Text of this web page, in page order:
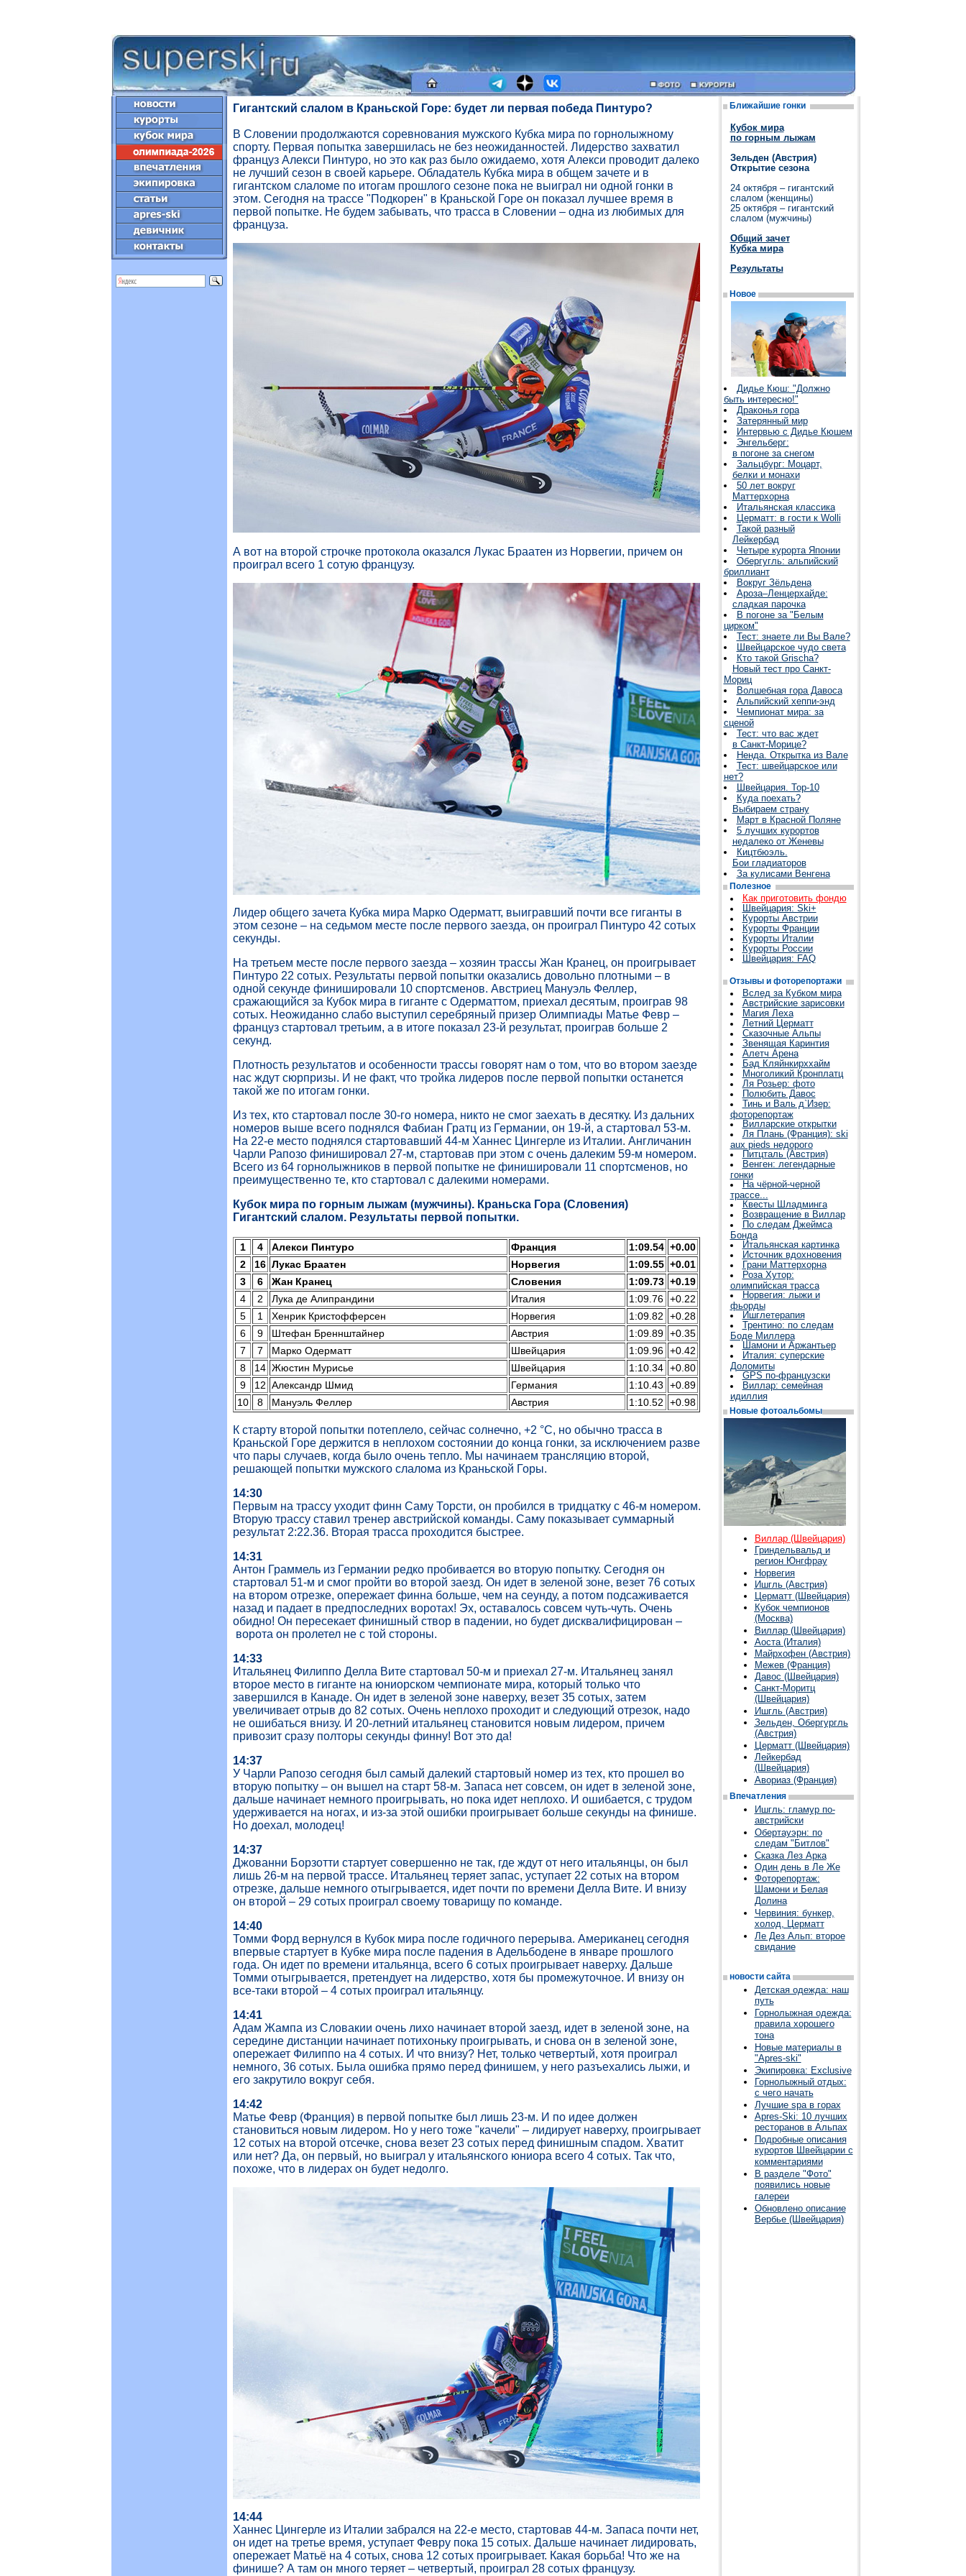
Гигантский слалом в Краньской Горе: будет ли первая победа Пинтуро?
В Словении продолжаются соревнования мужского Кубка мира по горнолыжному
спорту. Первая попытка завершилась не без неожиданностей. Лидерство захватил
француз Алекси Пинтуро, но это как раз было ожидаемо, хотя Алекси проводит далеко
не лучший сезон в своей карьере. Обладатель Кубка мира в общем зачете и в
гигантском слаломе по итогам прошлого сезоне пока не выиграл ни одной гонки в
этом. Сегодня на трассе "Подкорен" в Краньской Горе он показал лучшее время в
первой попытке. Не будем забывать, что трасса в Словении – одна из любимых для
француза.
А вот на второй строчке протокола оказался Лукас Браатен из Норвегии, причем он
проиграл всего 1 сотую французу.
Лидер общего зачета Кубка мира Марко Одерматт, выигравший почти все гиганты в
этом сезоне – на седьмом месте после первого заезда, он проиграл Пинтуро 42 сотых
секунды.
На третьем месте после первого заезда – хозяин трассы Жан Кранец, он проигрывает
Пинтуро 22 сотых. Результаты первой попытки оказались довольно плотными – в
одной секунде финишировали 10 спортсменов. Австриец Мануэль Феллер,
сражающийся за Кубок мира в гиганте с Одерматтом, приехал десятым, проиграв 98
сотых. Неожиданно слабо выступил серебряный призер Олимпиады Матье Февр –
француз стартовал третьим, а в итоге показал 23-й результат, проиграв больше 2
секунд.
Плотность результатов и особенности трассы говорят нам о том, что во втором заезде
нас ждут сюрпризы. И не факт, что тройка лидеров после первой попытки останется
такой же по итогам гонки.
Из тех, кто стартовал после 30-го номера, никто не смог заехать в десятку. Из дальних
номеров выше всего поднялся Фабиан Гратц из Германии, он 19-й, а стартовал 53-м.
На 22-е место поднялся стартовавший 44-м Ханнес Цингерле из Италии. Англичанин
Чарли Рапозо финишировал 27-м, стартовав при этом с очень далеким 59-м номером.
Всего из 64 горнолыжников в первой попытке не финишировали 11 спортсменов, но
преимущественно те, кто стартовал с далекими номерами.
Кубок мира по горным лыжам (мужчины). Краньска Гора (Словения)
Гигантский слалом. Результаты первой попытки.
1 4 Алекси Пинтуро Франция 1:09.54 +0.00
2
16 Лукас Браатен Норвегия 1:09.55 +0.01
3
6 Жан Кранец Словения 1:09.73 +0.19
4
2 Лука де Алипрандини Италия 1:09.76 +0.22
5
1 Хенрик Кристофферсен Норвегия 1:09.82
+0.28
6
9 Штефан Бреннштайнер Австрия 1:09.89 +0.35
7
7 Марко Одерматт Швейцария 1:09.96 +0.42
8
14 Жюстин Мурисье Швейцария 1:10.34 +0.80
9
12 Александр Шмид Германия 1:10.43
+0.89
10
8 Мануэль Феллер Австрия 1:10.52 +0.98
К старту второй попытки потеплело, сейчас солнечно, +2 °C, но обычно трасса в
Краньской Горе держится в неплохом состоянии до конца гонки, за исключением разве
что пары случаев, когда было очень тепло. Мы начинаем трансляцию второй,
решающей попытки мужского слалома из Краньской Горы.
14:30
Первым на трассу уходит финн Саму Торсти, он пробился в тридцатку с 46-м номером.
Вторую трассу ставил тренер австрийской команды. Саму показывает суммарный
результат 2:22.36. Вторая трасса проходится быстрее.
14:31
Антон Граммель из Германии редко пробивается во вторую попытку. Сегодня он
стартовал 51-м и смог пройти во второй заезд. Он идет в зеленой зоне, везет 76 сотых
на втором отрезке, опережает финна больше, чем на сеунду, а потом подсаживается
назад и падает в предпоследних воротах! Эх, оставалось совсем чуть-чуть. Очень
обидно! Он пересекает финишный створ в падении, но будет дисквалифицирован –
ворота он пролетел не с той стороны.
14:33
Итальянец Филиппо Делла Вите стартовал 50-м и приехал 27-м. Итальянец занял
второе место в гиганте на юниорском чемпионате мира, который только что
завершился в Канаде. Он идет в зеленой зоне наверху, везет 35 сотых, затем
увеличивает отрыв до 82 сотых. Очень неплохо проходит и следующий отрезок, надо
не ошибаться внизу. И 20-летний итальянец становится новым лидером, причем
привозит сразу полторы секунды финну! Вот это да!
14:37
У Чарли Рапозо сегодня был самый далекий стартовый номер из тех, кто прошел во
вторую попытку – он вышел на старт 58-м. Запаса нет совсем, он идет в зеленой зоне,
дальше начинает немного проигрывать, но пока идет неплохо. И ошибается, с трудом
удерживается на ногах, и из-за этой ошибки проигрывает больше секунды на финише.
Но доехал, молодец!
14:37
Джованни Борзотти стартует совершенно не так, где ждут от него итальянцы, он был
лишь 26-м на первой трассе. Итальянец теряет запас, уступает 22 сотых на втором
отрезке, дальше немного отыгрывается, идет почти по времени Делла Вите. И внизу
он второй – 29 сотых проиграл своему товарищу по команде.
14:40
Томми Форд вернулся в Кубок мира после годичного перерыва. Американец сегодня
впервые стартует в Кубке мира после падения в Адельбодене в январе прошлого
года. Он идет по времени итальянца, всего 6 сотых проигрывает наверху. Дальше
Томми отыгрывается, претендует на лидерство, хотя бы промежуточное. И внизу он
все-таки второй – 4 сотых проиграл итальянцу.
14:41
Адам Жампа из Словакии очень лихо начинает второй заезд, идет в зеленой зоне, на
середине дистанции начинает потихоньку проигрывать, и снова он в зеленой зоне,
опережает Филиппо на 4 сотых. И что внизу? Нет, только четвертый, хотя проиграл
немного, 36 сотых. Была ошибка прямо перед финишем, у него разъехались лыжи, и
его закрутило вокруг себя.
14:42
Матье Февр (Франция) в первой попытке был лишь 23-м. И по идее должен
становиться новым лидером. Но у него тоже "качели" – лидирует наверху, проигрывает
12 сотых на второй отсечке, снова везет 23 сотых перед финишным спадом. Хватит
или нет? Да, он первый, но выиграл у итальянского юниора всего 4 сотых. Так что,
похоже, что в лидерах он будет недолго.
14:44
Ханнес Цингерле из Италии забрался на 22-е место, стартовав 44-м. Запаса почти нет,
он идет на третье время, уступает Февру пока 15 сотых. Дальше начинает лидировать,
опережает Матьё на 4 сотых, снова 12 сотых проигрывает. Какая борьба! Что же на
финише? А там он много теряет – четвертый, проиграл 28 сотых французу.
Ближайшие гонки
Кубок мира
по горным лыжам
Зельден (Австрия)
Открытие сезона
24 октября – гигантский
слалом (женщины)
25 октября – гигантский
слалом (мужчины)
Общий зачет
Кубка мира
Результаты
Новое
Дидье Кюш: "Должно
быть интересно!"
Драконья гора
Затерянный мир
Интервью с Дидье Кюшем
Энгельберг:
в погоне за снегом
Зальцбург: Моцарт,
белки и монахи
50 лет вокруг
Маттерхорна
Итальянская классика
Церматт: в гости к Wolli
Такой разный
Лейкербад
Четыре курорта Японии
Обергугль: альпийский
бриллиант
Вокруг Зёльдена
Ароза–Ленцерхайде:
сладкая парочка
В погоне за "Белым
цирком"
Тест: знаете ли Вы Вале?
Швейцарское чудо света
Кто такой Grischa?
Новый тест про Санкт-
Мориц
Волшебная гора Давоса
Альпийский хеппи-энд
Чемпионат мира: за
сценой
Тест: что вас ждет
в Санкт-Морице?
Ненда. Открытка из Вале
Тест: швейцарское или
нет?
Швейцария. Top-10
Куда поехать?
Выбираем страну
Март в Красной Поляне
5 лучших курортов
недалеко от Женевы
Кицтбюэль.
Бои гладиаторов
За кулисами Венгена
Полезное
Как приготовить фондю
Швейцария: Ski+
Курорты Австрии
Курорты Франции
Курорты Италии
Курорты России
Швейцария: FAQ
Отзывы и фоторепортажи
Вслед за Кубком мира
Австрийские зарисовки
Магия Леха
Летний Церматт
Сказочные Альпы
Звенящая Каринтия
Алетч Арена
Бад Кляйнкирххайм
Многоликий Кронплатц
Ля Розьер: фото
Полюбить Давос
Тинь и Валь д`Изер:
фоторепортаж
Вилларские открытки
Ля Плань (Франция): ski
aux pieds недорого
Питцталь (Австрия)
Венген: легендарные
гонки
На чёрной-черной
трассе...
Квесты Шладминга
Возвращение в Виллар
По следам Джеймса
Бонда
Итальянская картинка
Источник вдохновения
Грани Маттерхорна
Роза Хутор:
олимпийская трасса
Норвегия: лыжи и
фьорды
Ишглетерапия
Трентино: по следам
Боде Миллера
Шамони и Аржантьер
Италия: суперские
Доломиты
GPS по-французски
Виллар: семейная
идиллия
Новые фотоальбомы
Виллар (Швейцария)
Гриндельвальд и
регион Юнгфрау
Норвегия
Ишгль (Австрия)
Церматт (Швейцария)
Кубок чемпионов
(Москва)
Виллар (Швейцария)
Аоста (Италия)
Майрхофен (Австрия)
Межев (Франция)
Давос (Швейцария)
Cанкт-Моритц
(Швейцария)
Ишгль (Австрия)
Зельден, Обергургль
(Австрия)
Церматт (Швейцария)
Лейкербад
(Швейцария)
Авориаз (Франция)
Впечатления
Ишгль: гламур по-
австрийски
Обертауэрн: по
следам "Битлов"
Сказка Лез Арка
Один день в Ле Же
Фоторепортаж:
Шамони и Белая
Долина
Червиния: бункер,
холод, Церматт
Ле Дез Альп: второе
свидание
новости сайта
Детская одежда: наш
путь
Горнолыжная одежда:
правила хорошего
тона
Новые материалы в
"Apres-ski"
Экипировка: Exclusive
Горнолыжный отдых:
с чего начать
Лучшие spa в горах
Apres-Ski: 10 лучших
ресторанов в Альпах
Подробные описания
курортов Швейцарии с
комментариями
В разделе "Фото"
появились новые
галереи
Обновлено описание
Вербье (Швейцария)